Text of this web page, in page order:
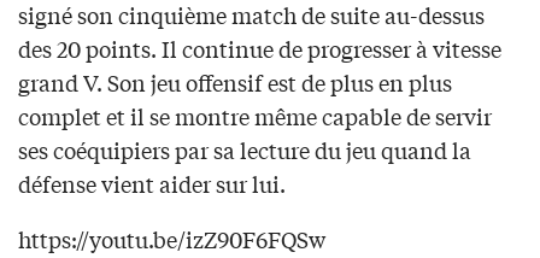
signé son cinquième match de suite au-dessus
des 20 points. Il continue de progresser à vitesse
grand V. Son jeu offensif est de plus en plus
complet et il se montre même capable de servir
ses coéquipiers par sa lecture du jeu quand la
défense vient aider sur lui.
https://youtu.be/izZ90F6FQSw